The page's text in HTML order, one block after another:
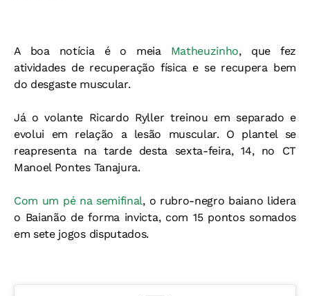
A boa notícia é o meiaMatheuzinho, que fez
atividades de recuperação física e se recupera bem
do desgaste muscular.
Já o volante Ricardo Ryller treinou em separado e
evolui em relação a lesão muscular. O plantel se
reapresenta na tarde desta sexta-feira, 14, no CT
Manoel Pontes Tanajura.
Com um pé na semifinal, o rubro-negro baiano lidera
o Baianão de forma invicta, com 15 pontos somados
em sete jogos disputados.